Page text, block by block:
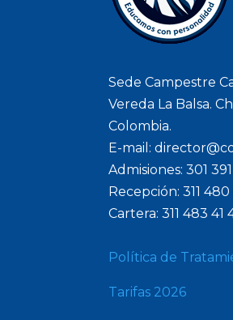
Sede Campestre
Vereda La Balsa.
Colombia.
E-mail:
Admisiones: 301
Recepción: 311
Cartera: 311 483 41
Política de
Tarifas 2026